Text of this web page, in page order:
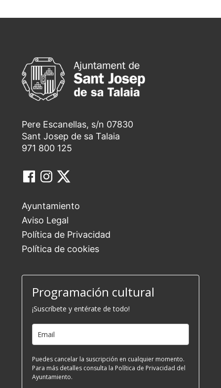
Pere Escanellas, s/n 07830
Sant Josep de sa Talaia
971 800 125
Ayuntamiento
Aviso Legal
Política de Privacidad
Política de cookies
Programación cultural
¡Suscríbete y entérate de todo!
Puedes cancelar la suscripción en cualquier momento.
Para más detalles consulta la Política de Privacidad del
Ayuntamiento.